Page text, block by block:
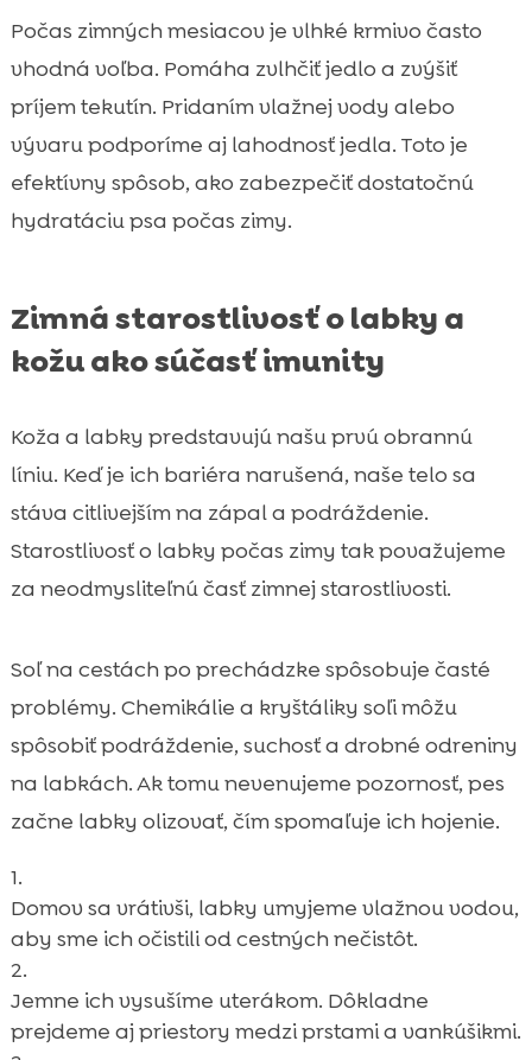
Počas zimných mesiacov je vlhké krmivo často
vhodná voľba. Pomáha zvlhčiť jedlo a zvýšiť
príjem tekutín. Pridaním vlažnej vody alebo
vývaru podporíme aj lahodnosť jedla. Toto je
efektívny spôsob, ako zabezpečiť dostatočnú
hydratáciu psa počas zimy.
Zimná starostlivosť o labky a
kožu ako súčasť imunity
Koža a labky predstavujú našu prvú obrannú
líniu. Keď je ich bariéra narušená, naše telo sa
stáva citlivejším na zápal a podráždenie.
Starostlivosť o labky počas zimy tak považujeme
za neodmysliteľnú časť zimnej starostlivosti.
Soľ na cestách po prechádzke spôsobuje časté
problémy. Chemikálie a kryštáliky soľi môžu
spôsobiť podráždenie, suchosť a drobné odreniny
na labkách. Ak tomu nevenujeme pozornosť, pes
začne labky olizovať, čím spomaľuje ich hojenie.
Domov sa vrátivši, labky umyjeme vlažnou vodou,
aby sme ich očistili od cestných nečistôt.
Jemne ich vysušíme uterákom. Dôkladne
prejdeme aj priestory medzi prstami a vankúšikmi.